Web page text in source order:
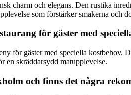
charm och elegans. Den rustika
som förstärker smakerna och
för gäster med
för gäster med speciella
en skräddarsydd matupplevelse.
och finns det några